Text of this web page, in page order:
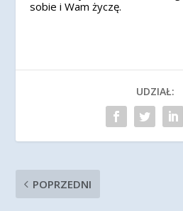
sobie i Wam życzę.
UDZIAŁ:
POPRZEDNI